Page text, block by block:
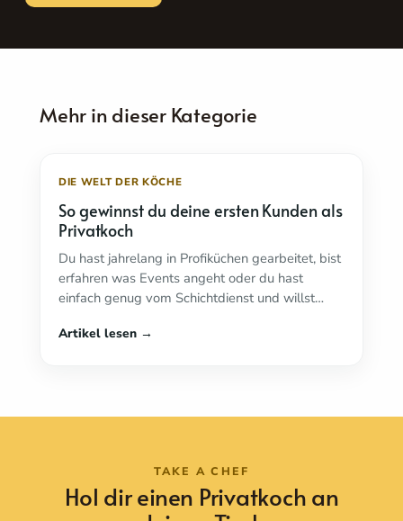
DIE WELT DER KÖCHE
So gewinnst du deine ersten Kunden als
Privatkoch
Du hast jahrelang in Profiküchen gearbeitet, bist
erfahren was Events angeht oder du hast
einfach genug vom Schichtdienst und willst
TAKE A CHEF
Hol dir einen Privatkoch an